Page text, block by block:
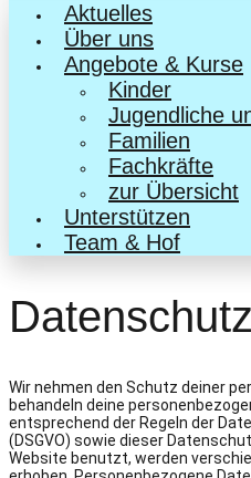
Aktuelles
Über uns
Angebote & Kurse
Kinder
Jugendliche
Familien
Fachkräfte
zur Übersicht
Unterstützen
Team & Hof
Datenschutz
Wir nehmen den Schutz deiner
behandeln deine
entsprechend der Regeln der
(DSGVO) sowie dieser
Website benutzt, werden